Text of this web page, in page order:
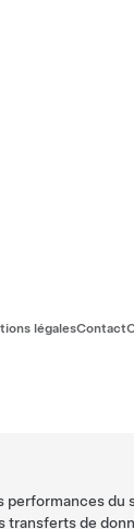
légalesContact
du
de